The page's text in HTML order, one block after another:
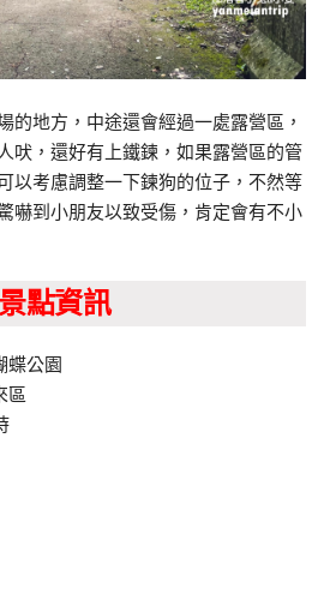
的地方，中途還會經過一處露營區，
吠，還好有上鐵鍊，如果露營區的管
以考慮調整一下鍊狗的位子，不然等
嚇到小朋友以致受傷，肯定會有不小
點資訊
蝶公園
區